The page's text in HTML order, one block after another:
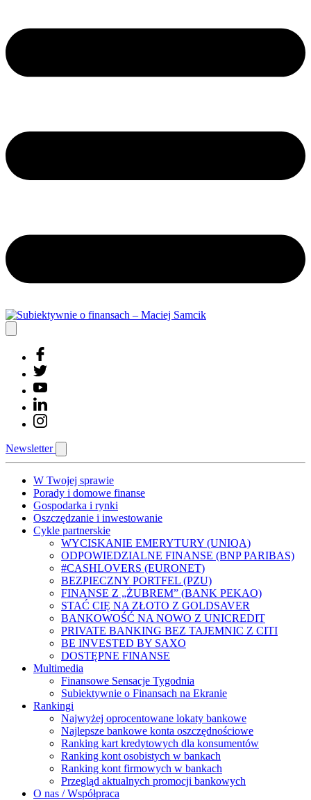
Newsletter
W Twojej sprawie
Porady i domowe finanse
Gospodarka i rynki
Oszczędzanie i inwestowanie
Cykle partnerskie
WYCISKANIE EMERYTURY (UNIQA)
ODPOWIEDZIALNE FINANSE (BNP PARIBAS)
#CASHLOVERS (EURONET)
BEZPIECZNY PORTFEL (PZU)
FINANSE Z „ŻUBREM” (BANK PEKAO)
STAĆ CIĘ NA ZŁOTO Z GOLDSAVER
BANKOWOŚĆ NA NOWO Z UNICREDIT
PRIVATE BANKING BEZ TAJEMNIC Z CITI
BE INVESTED BY SAXO
DOSTĘPNE FINANSE
Multimedia
Finansowe Sensacje Tygodnia
Subiektywnie o Finansach na Ekranie
Rankingi
Najwyżej oprocentowane lokaty bankowe
Najlepsze bankowe konta oszczędnościowe
Ranking kart kredytowych dla konsumentów
Ranking kont osobistych w bankach
Ranking kont firmowych w bankach
Przegląd aktualnych promocji bankowych
O nas / Współpraca